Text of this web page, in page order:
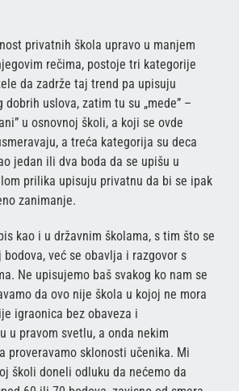
privatnih škola upravo u manjem
rečima, postoje tri kategorije
da zadrže taj trend pa upisuju
dobrih uslova, zatim tu su „mede” –
u osnovnoj školi, a koji se ovde
a treća kategorija su deca
jedan ili dva boda da se upišu u
prilika upisuju privatnu da bi se ipak
zanimanje.
kao i u državnim školama, s tim što se
već se obavlja i razgovor s
Ne upisujemo baš svakog ko nam se
da ovo nije škola u kojoj ne mora
igraonica bez obaveza i
u pravom svetlu, a onda nekim
proveravamo sklonosti učenika. Mi
školi doneli odluku da nećemo da